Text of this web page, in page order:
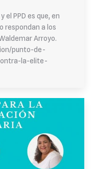
el PPD es que, en
respondan a los
Arroyo.
punto-de-
la-elite-